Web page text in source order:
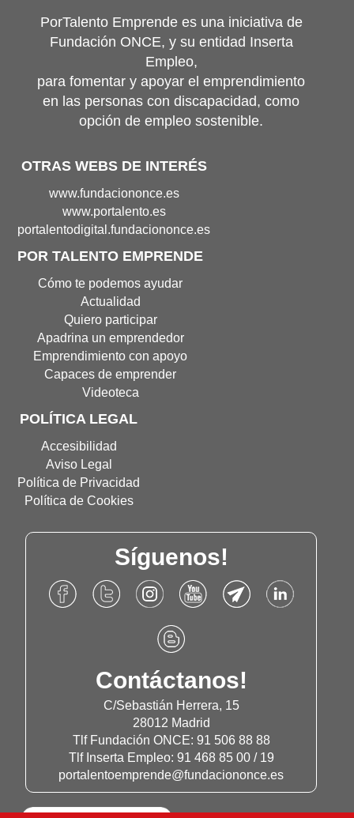
PorTalento Emprende es una iniciativa de
Fundación ONCE, y su entidad Inserta
Empleo,
para fomentar y apoyar el emprendimiento
en las personas con discapacidad, como
opción de empleo sostenible.
OTRAS WEBS DE INTERÉS
Portal
de
Fundación
en
nueva
ventana)
www.fundaciononce.es
Portal
de
en
nueva
ventana)
www.portalento.es
Portal
Portalento
Digital(Abre
ventana
portalentodigital.fundaciononce.es
POR TALENTO EMPRENDE
Cómo te podemos ayudar
Actualidad
Quiero participar
Apadrina un emprendedor
Emprendimiento con apoyo
Capaces de emprender
Videoteca
POLÍTICA LEGAL
Accesibilidad
Aviso Legal
Política de Privacidad
Política de Cookies
Síguenos!
Accede
al
Accede
al
Once
Accede
al
Instagram
Once
Accede
al
de
de
Fundación
Once
Accede
al
de
Fundación
Once
Accede
al
Accede
al
Blog
de
Fundación
Once
Contáctanos!
C/Sebastián Herrera, 15
28012 Madrid
Tlf Fundación ONCE: 91 506 88 88
Tlf Inserta Empleo: 91 468 85 00 / 19
portalentoemprende@fundaciononce.es